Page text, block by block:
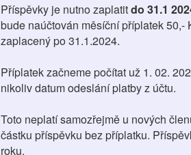
Příspěvky je nutno zaplatitdo 31.1
bude naúčtován měsíční příplatek
zaplacený po 31.1.2024.
Příplatek začneme počítat už 1. 02.
nikoliv datum odeslání platby z účtu.
Toto neplatí samozřejmě u nových
částku příspěvku bez příplatku.
roku.